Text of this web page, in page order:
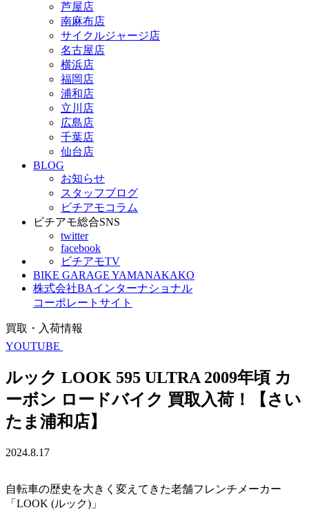
芦屋店
南麻布店
サイクルジャージ店
名古屋店
横浜店
福岡店
浦和店
立川店
広島店
千葉店
仙台店
BLOG
お知らせ
スタッフブログ
ビチアモコラム
ビチアモ総合SNS
twitter
facebook
ビチアモTV
BIKE GARAGE YAMANAKAKO
株式会社BAインターナショナル
コーポレートサイト
買取・入荷情報
YOUTUBE
ルック LOOK 595 ULTRA 2009年頃 カ
ーボン ロードバイク 買取入荷！【さい
たま浦和店】
2024.8.17
自転車の歴史を大きく変えてきた老舗フレンチメーカー
「LOOK (ルック)」